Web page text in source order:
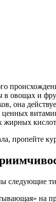
овощах и
она
жирных
следующие
на